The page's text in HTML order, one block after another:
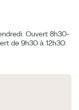
Ouvert 8h30-
de 9h30 à 12h30: